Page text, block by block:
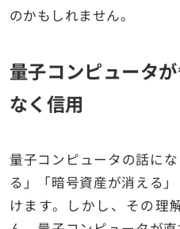
のかもしれません。
量子コンピュータ
なく信用
量子コンピュータの話に
る」「暗号資産が消える
けます。しかし、その理